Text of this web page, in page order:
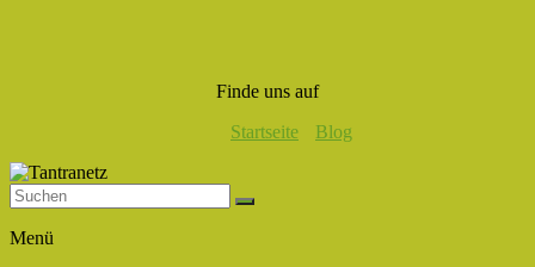
Finde uns auf
Startseite
Blog
Menü